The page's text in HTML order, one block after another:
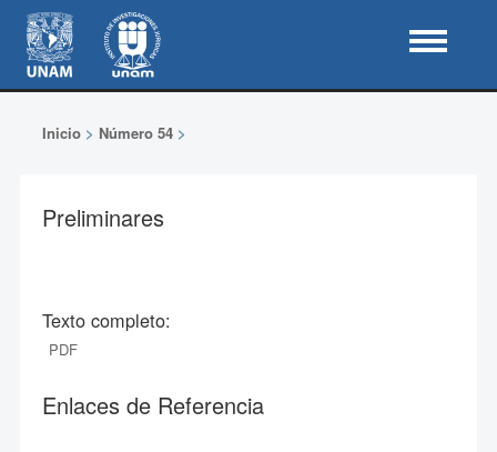
Inicio> Número 54>
Preliminares
Texto completo:
PDF
Enlaces de Referencia